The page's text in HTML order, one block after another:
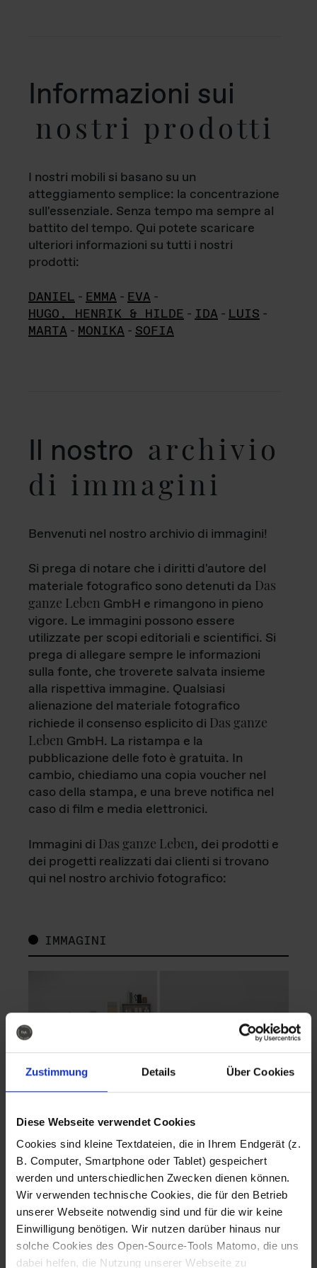
Zustimmung Details Über Cookies
Diese Webseite verwendet Cookies
Cookies sind kleine Textdateien, die in Ihrem Endgerät (z.
B. Computer, Smartphone oder Tablet) gespeichert
werden und unterschiedlichen Zwecken dienen können.
Wir verwenden technische Cookies, die für den Betrieb
unserer Webseite notwendig sind und für die wir keine
Einwilligung benötigen. Wir nutzen darüber hinaus nur
solche Cookies des Open-Source-Tools Matomo, die uns
dabei helfen, die Nutzung unserer Webseite zu
Informazioni sui
nostri prodotti
I nostri mobili si basano su un
atteggiamento semplice: la concentrazione
sull'essenziale. Senza tempo ma sempre al
battito del tempo. Qui potete scaricare
ulteriori informazioni su tutti i nostri
prodotti:
DANIEL - EMMA - EVA -
HUGO, HENRIK & HILDE - IDA - LUIS -
MARTA - MONIKA - SOFIA
Il nostro archivio
di immagini
Benvenuti nel nostro archivio di immagini!
Si prega di notare che i diritti d'autore del
materiale fotografico sono detenuti da Das
ganze Leben GmbH e rimangono in pieno
vigore. Le immagini possono essere
utilizzate per scopi editoriali e scientifici. Si
prega di allegare sempre le informazioni
sulla fonte, che troverete salvata insieme
alla rispettiva immagine. Qualsiasi
alienazione del materiale fotografico
richiede il consenso esplicito di Das ganze
Leben GmbH. La ristampa e la
pubblicazione delle foto è gratuita. In
cambio, chiediamo una copia voucher nel
caso della stampa, e una breve notifica nel
caso di film e media elettronici.
Immagini di Das ganze Leben, dei prodotti e
dei progetti realizzati dai clienti si trovano
qui nel nostro archivio fotografico:
IMMAGINI
Fotografo: Lorenz
Sternbach
Download
Fotografo: Lorenz
Sternbach
Download